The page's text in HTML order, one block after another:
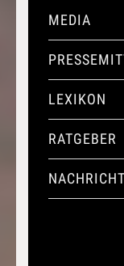
MEDIA
LEXIKON
RATGEBER